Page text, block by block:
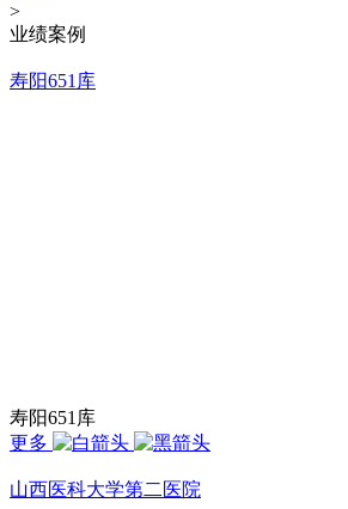
>
业绩案例
寿阳651库
寿阳651库
更多
山西医科大学第二医院